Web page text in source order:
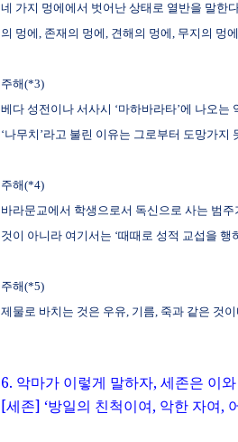
네 가지 멍에에서 벗어난 상태로 열반을 말한
의 멍에, 존재의 멍에, 견해의 멍에, 무지의 멍
주해(*3)
베다 성전이나 서사시 ‘마하바라타’에 나오는
‘나무치’라고 불린 이유는 그로부터 도망가지
주해(*4)
바라문교에서 학생으로서 독신으로 사는 범
것이 아니라 여기서는 ‘때때로 성적 교섭을 행
주해(*5)
제물로 바치는 것은 우유, 기름, 죽과 같은 것
6. 악마가 이렇게 말하자, 세존은 이
[세존] ‘방일의 친척이여, 악한 자여,